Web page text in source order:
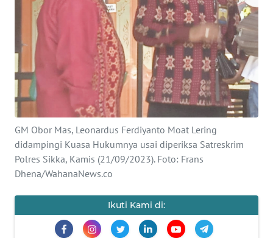
GM Obor Mas, Leonardus Ferdiyanto Moat Lering
didampingi Kuasa Hukumnya usai diperiksa Satreskrim
Polres Sikka, Kamis (21/09/2023). Foto: Frans
Dhena/WahanaNews.co
Ikuti Kami di:
INDEKS
BERITA
KONTAK
KAMI
INFO
TENTANG
KAMI
MEDIA